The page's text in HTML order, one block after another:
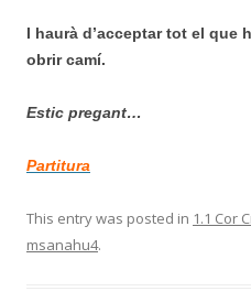
I haurà d’acceptar tot el que
obrir camí.
Estic pregant…
Partitura
This entry was posted in 1.1 Cor
msanahu4.